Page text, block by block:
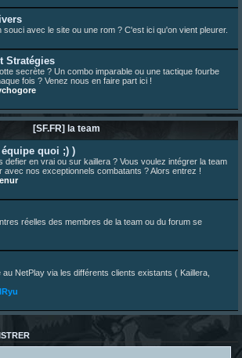
souci avec le site ou une rom ? C'est ici qu'on vient pleurer.
Stratégies
secrète ? Un combo imparable ou une tactique fourbe
fois ? Venez nous en faire part ici !
[SF.FR] la team
quoi ;) )
defier en vrai ou sur kaillera ? Vous voulez intégrer la team
avec nos exceptionnels combatants ? Alors entrez !
réelles des membres de la team ou du forum se
NetPlay via les différents clients existants ( Kaillera,